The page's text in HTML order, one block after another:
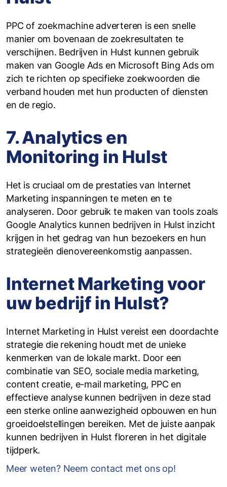
PPC of zoekmachine adverteren is een snelle
manier om bovenaan de zoekresultaten te
verschijnen. Bedrijven in Hulst kunnen gebruik
maken van Google Ads en Microsoft Bing Ads om
zich te richten op specifieke zoekwoorden die
verband houden met hun producten of diensten
en de regio.
7. Analytics en
Monitoring in Hulst
Het is cruciaal om de prestaties van Internet
Marketing inspanningen te meten en te
analyseren. Door gebruik te maken van tools zoals
Google Analytics kunnen bedrijven in Hulst inzicht
krijgen in het gedrag van hun bezoekers en hun
strategieën dienovereenkomstig aanpassen.
Internet Marketing voor
uw bedrijf in Hulst?
Internet Marketing in Hulst vereist een doordachte
strategie die rekening houdt met de unieke
kenmerken van de lokale markt. Door een
combinatie van SEO, sociale media marketing,
content creatie, e-mail marketing, PPC en
effectieve analyse kunnen bedrijven in deze stad
een sterke online aanwezigheid opbouwen en hun
groeidoelstellingen bereiken. Met de juiste aanpak
kunnen bedrijven in Hulst floreren in het digitale
tijdperk.
Meer weten? Neem contact met ons op!